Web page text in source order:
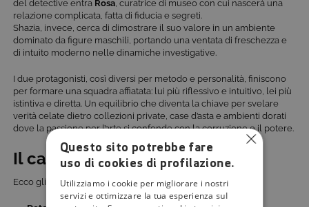
del detective entra Rosa , curatrice di museo con cui nascerà una
relazione complicata, fatta di fiducia e segreti.
Shazia, invece, cerca di dimostrare il suo valore in un ambiente
dominato da figure maschili, portando una ventata di freschezza e
di intuito moderno nelle dinamiche investigative.
I due protagonisti, così diversi per metodo e personalità, finiscono
per formare una squadra affiatata: lui più riflessivo e intuitivo, lei più
istintiva e diretta. Un equilibrio che diventa la chiave per svelare
verità celate dietro collezioni private, case d’asta e ambienti dorati
dove la passione per l’arte si confonde con la corruzione e il potere.
Il cast
Ecco gli interpreti principali di Due detective nell’arte
Questo sito potrebbe fare
uso di cookies di profilazione.
Utilizziamo i cookie per migliorare i nostri
servizi e ottimizzare la tua esperienza sul